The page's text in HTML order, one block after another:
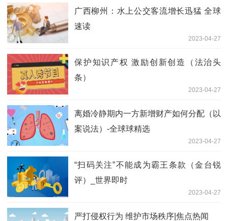
广西柳州：水上公交客流增长迅猛 全球
速读
2023-04-27
保护知识产权 激励创新创造（法治头
条）
2023-04-27
离婚冷静期内一方新增财产如何分配（以
案说法）-全球球精选
2023-04-27
“扫码关注”不能成为霸王条款（金台锐
评）_世界即时
2023-04-27
严打侵权行为 维护市场秩序|焦点热闻